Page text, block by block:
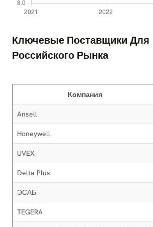
Ключевые Поставщики Для
Российского Рынка
Компания
Ansell
Honeywell
UVEX
Delta Plus
ЭСАБ
TEGERA